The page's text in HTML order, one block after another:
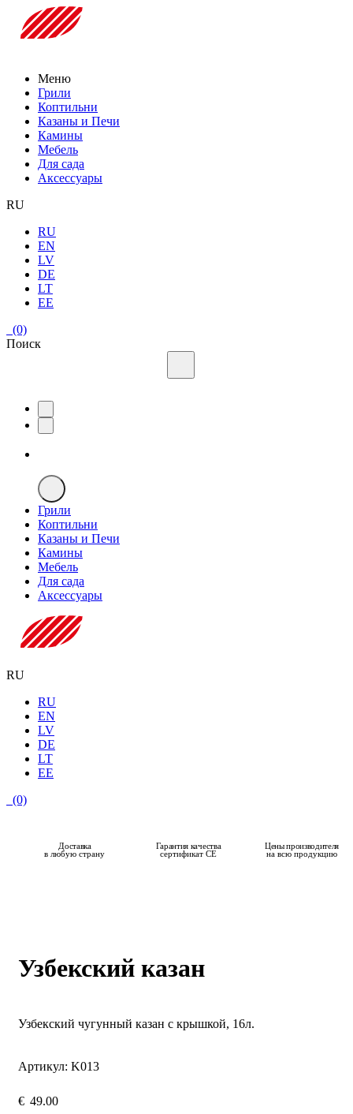
Меню
Грили
Коптильни
Казаны и Печи
Камины
Мебель
Для сада
Аксессуары
RU
RU
EN
LV
DE
LT
EE
(0)
Поиск
Грили
Коптильни
Казаны и Печи
Камины
Мебель
Для сада
Аксессуары
RU
RU
EN
LV
DE
LT
EE
(0)
Доставка
в любую страну
Гарантия качества
сертификат CE
Цены производителя
на всю продукцию
СКИДКА 14%
Узбекский казан
Узбекский чугунный казан с крышкой, 16л.
Артикул: K013
€ 49.00